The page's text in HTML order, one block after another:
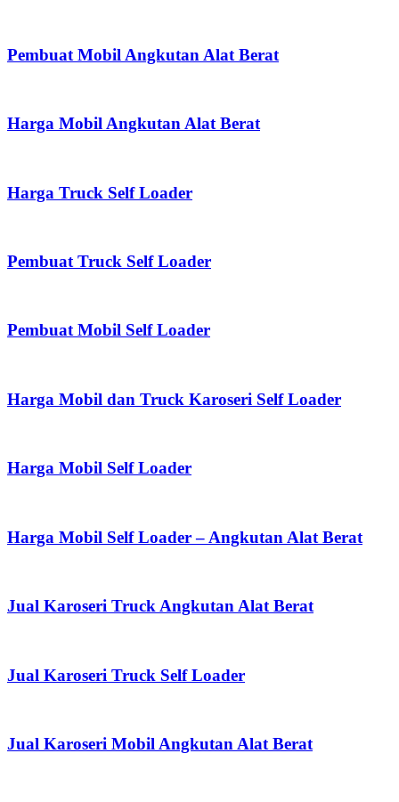
Pembuat Mobil Angkutan Alat Berat
Harga Mobil Angkutan Alat Berat
Harga Truck Self Loader
Pembuat Truck Self Loader
Pembuat Mobil Self Loader
Harga Mobil dan Truck Karoseri Self Loader
Harga Mobil Self Loader
Harga Mobil Self Loader – Angkutan Alat Berat
Jual Karoseri Truck Angkutan Alat Berat
Jual Karoseri Truck Self Loader
Jual Karoseri Mobil Angkutan Alat Berat